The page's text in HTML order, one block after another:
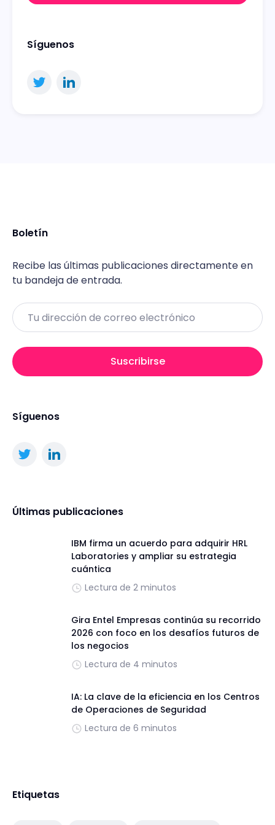
Síguenos
Boletín
Recibe las últimas publicaciones directamente en
tu bandeja de entrada.
Email
Suscribirse
Síguenos
Últimas publicaciones
IBM firma un acuerdo para adquirir HRL
Laboratories y ampliar su estrategia
cuántica
Lectura de 2 minutos
Gira Entel Empresas continúa su recorrido
2026 con foco en los desafíos futuros de
los negocios
Lectura de 4 minutos
IA: La clave de la eficiencia en los Centros
de Operaciones de Seguridad
Lectura de 6 minutos
Etiquetas